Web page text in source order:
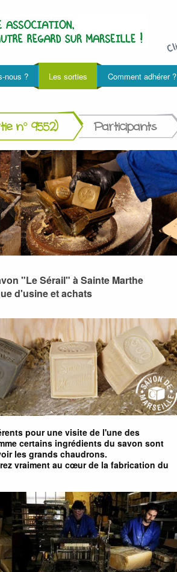
nous ? Les sorties Comment adhérer ?
n° 9552) Participants
"Le Sérail" à Sainte Marthe
d'usine et achats
pour une visite de l'une des
certains ingrédients du savon sont
les grands chaudrons.
vraiment au cœur de la fabrication du